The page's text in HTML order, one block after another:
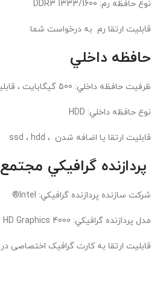
نوع حافظه رم: DDR3 1333/1600
قابلیت ارتقا رم به درخواست شما
حافظه داخلي
ظرفيت حافظه داخلي: 500 گیگابایت ، قابلیت ارتقاء تا 8 ترابایت
نوع حافظه داخلي: HDD
قابلیت ارتقا یا اضافه شدن ، ssd ، hdd
پردازنده گرافيکي مجتمع
شرکت سازنده پردازنده گرافيکي: Intel®
مدل پردازنده گرافيکي: HD Graphics 4000
قابلیت ارتقا به کارت گرافیک اختصاصی در